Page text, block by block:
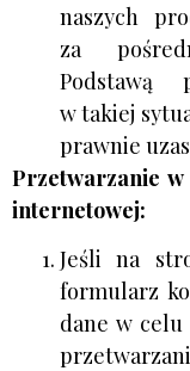
naszych
za
Podstawą
w takiej
prawnie
Przetwarzanie
internetowej:
Jeśli na
formularz
dane w celu